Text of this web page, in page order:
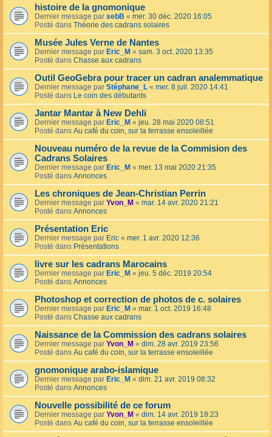
histoire de la gnomonique
Dernier message par sebB « mer. 30 déc. 2020 16:05
Posté dans Théorie des cadrans solaires
Musée Jules Verne de Nantes
Dernier message par Eric_M « sam. 3 oct. 2020 13:35
Posté dans Chasse aux cadrans
Outil GeoGebra pour tracer un cadran analemmatique
Dernier message par Stéphane_L « mer. 8 juil. 2020 14:41
Posté dans Le coin des débutants
Jantar Mantar à New Dehli
Dernier message par Eric_M « jeu. 28 mai 2020 08:51
Posté dans Au café du coin, sur la terrasse ensoleillée
Nouveau numéro de la revue de la Commision des
Cadrans Solaires
Dernier message par Eric_M « mer. 13 mai 2020 21:35
Posté dans Annonces
Les chroniques de Jean-Christian Perrin
Dernier message par Yvon_M « mar. 14 avr. 2020 21:21
Posté dans Annonces
Présentation Eric
Dernier message par Eric « mer. 1 avr. 2020 12:36
Posté dans Présentations
livre sur les cadrans Marocains
Dernier message par Eric_M « jeu. 5 déc. 2019 20:54
Posté dans Annonces
Photoshop et correction de photos de c. solaires
Dernier message par Eric_M « mar. 1 oct. 2019 16:48
Posté dans Chasse aux cadrans
Naissance de la Commission des cadrans solaires
Dernier message par Yvon_M « dim. 28 avr. 2019 23:56
Posté dans Au café du coin, sur la terrasse ensoleillée
gnomonique arabo-islamique
Dernier message par Eric_M « dim. 21 avr. 2019 08:32
Posté dans Annonces
Nouvelle possibilité de ce forum
Dernier message par Yvon_M « dim. 14 avr. 2019 18:23
Posté dans Au café du coin, sur la terrasse ensoleillée